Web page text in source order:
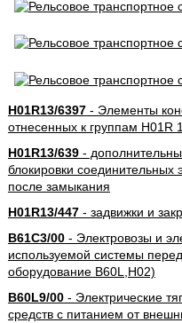
H01R13/6397- Элементы
отнесенных к группам H01R
H01R13/639-
блокировки соединительных
после замыкания
H01R13/447- задвижки и
B61C3/00- Электровозы и
используемой системы
оборудование B60L,H02)
B60L9/00- Электрические
средств с питанием от